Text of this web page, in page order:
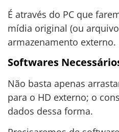
É através do PC que
mídia original (ou
armazenamento externo.
Softwares
Não basta apenas
para o HD externo; o
dados dessa forma.